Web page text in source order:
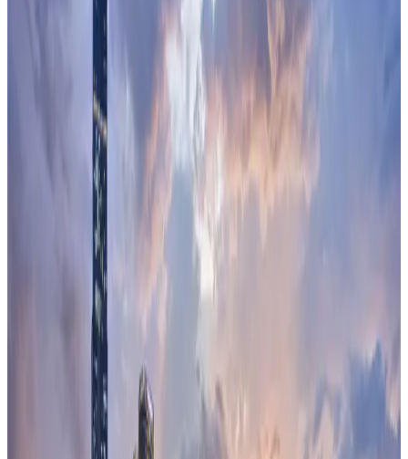
株式市場では、金融、テクノロジー、ヘルスケア、エネルギ
ーといったセクター分類が広く活用されています。投資家は
セクターを通じて市場環境を把握し、どの産業に資金が向か
っているのかを読み取りながら、ポートフォリオのリスク管
理やテーマ投資を行います...
日本円ステーブルコインに必要なのは、「滞留」
ステーブルコインを語るとき、多くの記事が決済が速くな
る・手数料が安くなる・中間コストの削減というメリットか
ら入ります。しかし、この導入がそのままビジネスチャンス
として成立する地域は、世界のなかでも限られています。少
なくとも日本のような先進国...
Coinbaseが提供するBitcoin担保ローンからみる
CeDeFiの潮流【Onchain Report】